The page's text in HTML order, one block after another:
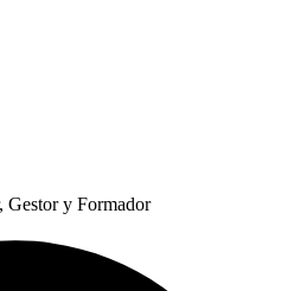
Gestor y Formador